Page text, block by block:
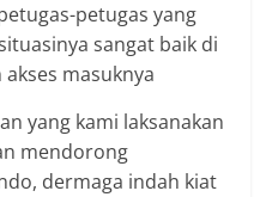
petugas yang
sangat baik di
masuknya
yang kami laksanakan
mendorong
dermaga indah kiat